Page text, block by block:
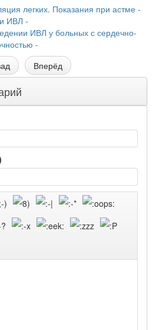
легких. Показания при астме -
ИВЛ -
ИВЛ у больных с сердечно-
-
Вперёд